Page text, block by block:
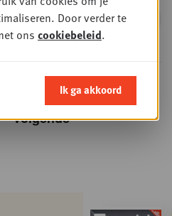
ALVO
Volgende
Door verder te
ons cookiebeleid.
Ik ga akkoord